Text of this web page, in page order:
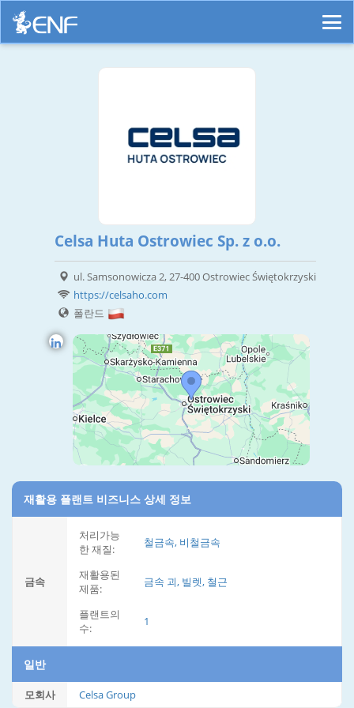
Celsa Huta Ostrowiec Sp. z o.o.
ul. Samsonowicza 2, 27-400 Ostrowiec Świętokrzyski
https://celsaho.com
폴란드
재활용 플랜트 비즈니스 상세 정보
금속
처리가능
한 재질:
철금속, 비철금속
재활용된
제품:
금속 괴, 빌렛, 철근
플랜트의
수:
1
일반
모회사 Celsa Group